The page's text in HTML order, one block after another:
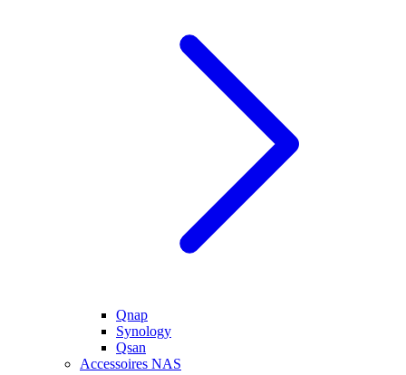
Qnap
Synology
Qsan
Accessoires NAS